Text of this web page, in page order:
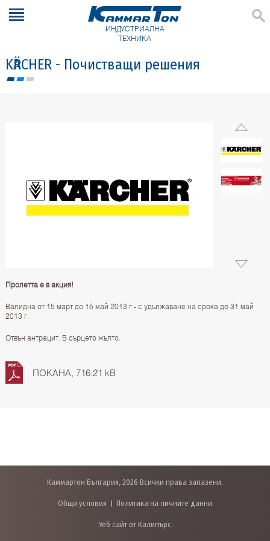
ИНДУСТРИАЛНА
ТЕХНИКА
KӒRCHER - Почистващи решения
Пролетта е в акция!
Валидна от 15 март до 15 май 2013 г - с удължаване на срока до 31 май
2013 г.
Отвън антрацит. В сърцето жълто.
ПОКАНА, 716.21 kB
Каммартон България, 2026 Всички права запазени.
Общи условия Политика на личните данни
Уеб сайт от Калипърс